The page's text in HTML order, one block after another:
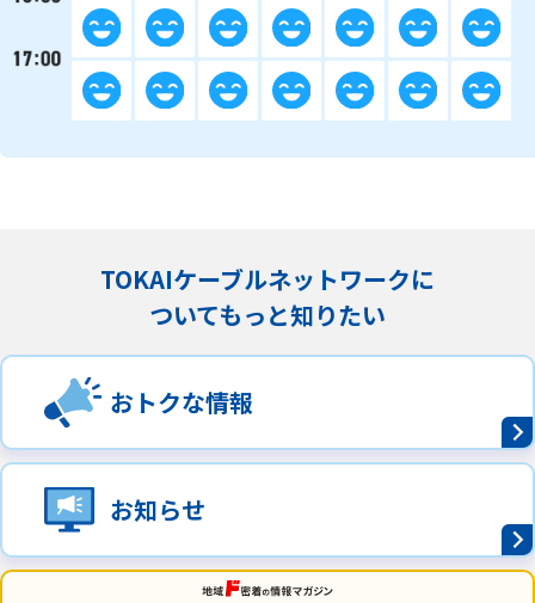
TOKAIケーブルネットワークに
ついてもっと知りたい
おトクな情報
お知らせ